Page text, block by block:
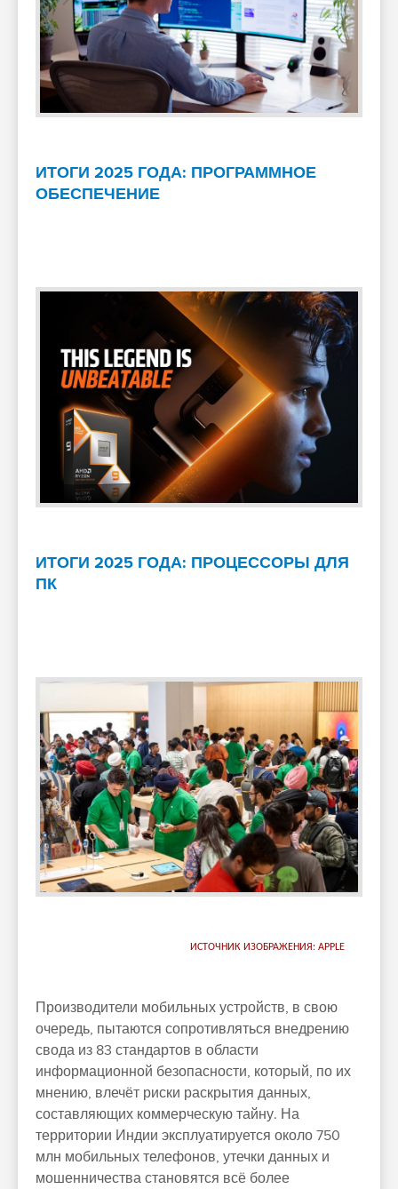
ИТОГИ 2025 ГОДА: ПРОГРАММНОЕ
ОБЕСПЕЧЕНИЕ
ИТОГИ 2025 ГОДА: ПРОЦЕССОРЫ ДЛЯ
ПК
ИСТОЧНИК ИЗОБРАЖЕНИЯ: APPLE
Производители мобильных устройств, в свою
очередь, пытаются сопротивляться внедрению
свода из 83 стандартов в области
информационной безопасности, который, по их
мнению, влечёт риски раскрытия данных,
составляющих коммерческую тайну. На
территории Индии эксплуатируется около 750
млн мобильных телефонов, утечки данных и
мошенничества становятся всё более